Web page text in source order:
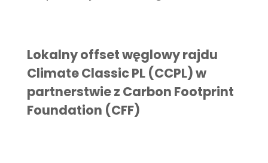
Lokalny offset węglowy rajdu
Climate Classic PL (CCPL) w
partnerstwie z Carbon Footprint
Foundation (CFF)